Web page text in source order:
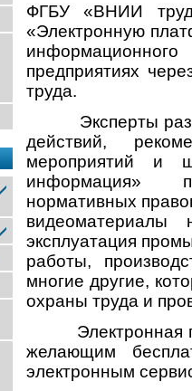
ФГБУ «ВНИИ
«Электронную
предприятиях
труда.
Эксперты
действий,
мероприятий и
информация»
нормативных
видеоматериалы
эксплуатация
работы,
многие другие,
охраны труда и
Электронная
желающим
электронным